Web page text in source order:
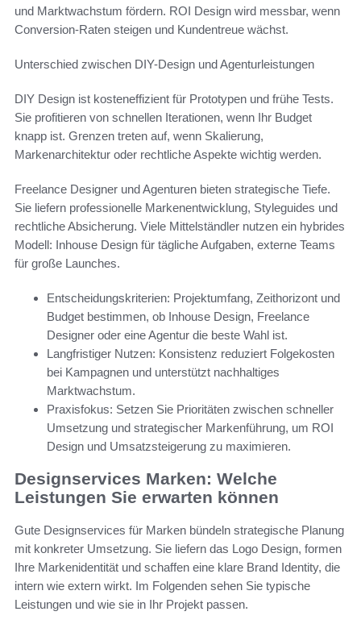
und Marktwachstum fördern. ROI Design wird messbar, wenn
Conversion-Raten steigen und Kundentreue wächst.
Unterschied zwischen DIY-Design und Agenturleistungen
DIY Design ist kosteneffizient für Prototypen und frühe Tests.
Sie profitieren von schnellen Iterationen, wenn Ihr Budget
knapp ist. Grenzen treten auf, wenn Skalierung,
Markenarchitektur oder rechtliche Aspekte wichtig werden.
Freelance Designer und Agenturen bieten strategische Tiefe.
Sie liefern professionelle Markenentwicklung, Styleguides und
rechtliche Absicherung. Viele Mittelständler nutzen ein hybrides
Modell: Inhouse Design für tägliche Aufgaben, externe Teams
für große Launches.
Entscheidungskriterien: Projektumfang, Zeithorizont und
Budget bestimmen, ob Inhouse Design, Freelance
Designer oder eine Agentur die beste Wahl ist.
Langfristiger Nutzen: Konsistenz reduziert Folgekosten
bei Kampagnen und unterstützt nachhaltiges
Marktwachstum.
Praxisfokus: Setzen Sie Prioritäten zwischen schneller
Umsetzung und strategischer Markenführung, um ROI
Design und Umsatzsteigerung zu maximieren.
Designservices Marken: Welche
Leistungen Sie erwarten können
Gute Designservices für Marken bündeln strategische Planung
mit konkreter Umsetzung. Sie liefern das Logo Design, formen
Ihre Markenidentität und schaffen eine klare Brand Identity, die
intern wie extern wirkt. Im Folgenden sehen Sie typische
Leistungen und wie sie in Ihr Projekt passen.